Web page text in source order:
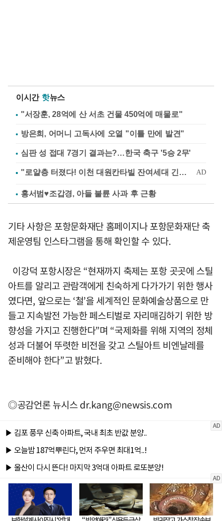
이시간 핫뉴스
"서장훈, 28억에 산 서초 건물 450억에 매물로"
방은희, 어머니 고독사에 오열 "이틀 만에 발견"
심판 성 접대 7경기 결과는?…한국 축구 '5승 2무'
홍서범♥조갑경, 아들 불륜 사과 후 근황
기타 사항은 포항문화재단 홈페이지나 포항문화재단 축
제운영팀 인스타그램을 통해 확인할 수 있다.
이강덕 포항시장은 “현재까지 축제는 포항 곳곳에 스틸
아트를 알리고 관람객에게 친숙하게 다가가기 위한 행사
였다면, 앞으로는 ‘철’을 세계적인 문화예술상품으로 만
들고 지속발전 가능한 페스티벌로 자리매김하기 위한 방
향성을 가지고 진행한다”며 “국제화를 위해 지역의 정체
성과 더불어 뚜렷한 비전을 갖고 스틸아트 비엔날레를
준비해야 한다”고 밝혔다.
◎공감언론 뉴시스dr.kang@newsis.com